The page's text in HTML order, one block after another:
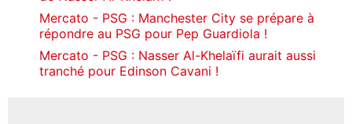
Mercato - PSG : Manchester City se prépare à
répondre au PSG pour Pep Guardiola !
Mercato - PSG : Nasser Al-Khelaïfi aurait aussi
tranché pour Edinson Cavani !